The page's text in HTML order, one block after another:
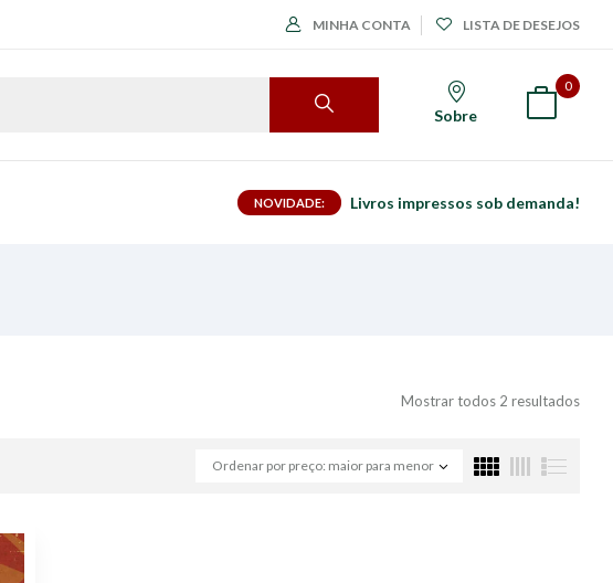
MINHA CONTA LISTA DE DESEJOS
Sobre
0
NOVIDADE: Livros impressos sob demanda!
Mostrar todos 2 resultados
Ordenar por preço: maior para menor